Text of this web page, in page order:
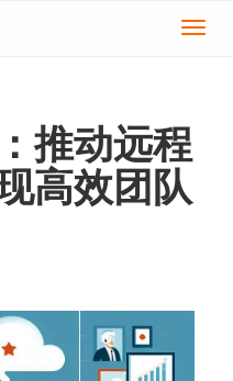
切
推动远程
高效团队